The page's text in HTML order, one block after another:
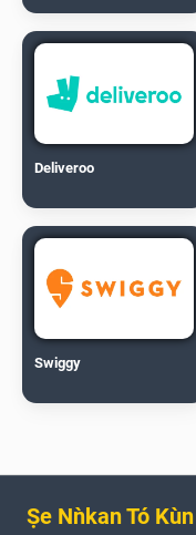
Deliveroo
Swiggy
Ṣe Nǹkan Tó